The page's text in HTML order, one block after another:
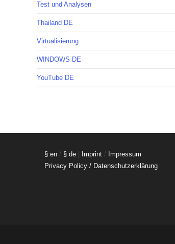
Test und Analysen
Thailand DE
Virtualisierung
WINDOWS DE
YouTube DE
§ en / § de Imprint / Impressum
Privacy Policy / Datenschutzerklärung